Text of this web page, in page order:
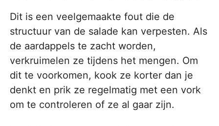
Dit is een veelgemaakte fout die de
structuur van de salade kan verpesten. Als
de aardappels te zacht worden,
verkruimelen ze tijdens het mengen. Om
dit te voorkomen, kook ze korter dan je
denkt en prik ze regelmatig met een vork
om te controleren of ze al gaar zijn.